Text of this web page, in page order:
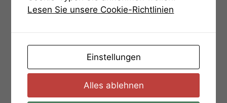
Lesen Sie unsere Cookie-Richtlinien
Einstellungen
Alles ablehnen